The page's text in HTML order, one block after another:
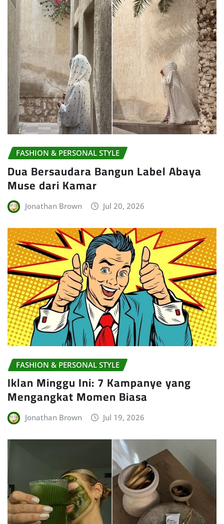
FASHION & PERSONAL STYLE
Dua Bersaudara Bangun Label Abaya
Muse dari Kamar
Jonathan Brown Jul 20, 2026
FASHION & PERSONAL STYLE
Iklan Minggu Ini: 7 Kampanye yang
Mengangkat Momen Biasa
Jonathan Brown Jul 19, 2026